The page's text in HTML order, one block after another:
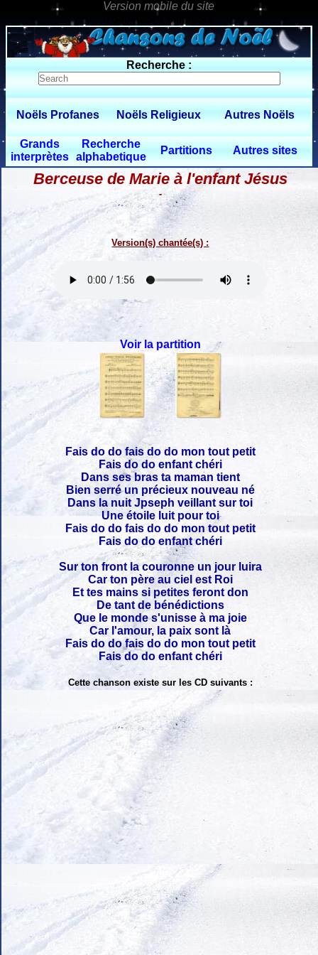
0 $limitbot 1 $limittot 2
Recherche :
Noëls Profanes Noëls Religieux Autres Noëls
Grands
interprètes
Recherche
alphabetique
Partitions Autres sites
Berceuse de Marie à l'enfant Jésus
-
Version(s) chantée(s) :
Voir la partition
Fais do do fais do do mon tout petit
Fais do do enfant chéri
Dans ses bras ta maman tient
Bien serré un précieux nouveau né
Dans la nuit Jpseph veillant sur toi
Une étoile luit pour toi
Fais do do fais do do mon tout petit
Fais do do enfant chéri
Sur ton front la couronne un jour luira
Car ton père au ciel est Roi
Et tes mains si petites feront don
De tant de bénédictions
Que le monde s'unisse à ma joie
Car l'amour, la paix sont là
Fais do do fais do do mon tout petit
Fais do do enfant chéri
Cette chanson existe sur les CD suivants :